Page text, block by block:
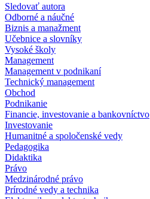
Sledovať autora
Odborné a náučné
Biznis a manažment
Učebnice a slovníky
Vysoké školy
Management
Management v podnikaní
Technický management
Obchod
Podnikanie
Financie, investovanie a bankovníctvo
Investovanie
Humanitné a spoločenské vedy
Pedagogika
Didaktika
Právo
Medzinárodné právo
Prírodné vedy a technika